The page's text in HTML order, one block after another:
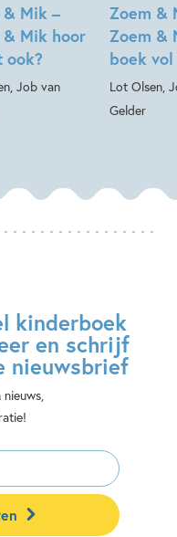
Mik –
& Mik hoor
Job van
Zoem &
Zoem &
boek
Lot Olsen,
Gelder
kinderboek
en schrijf
nieuwsbrief